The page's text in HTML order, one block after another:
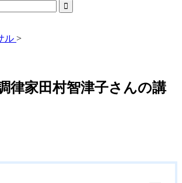
ル >
律家田村智津子さんの講